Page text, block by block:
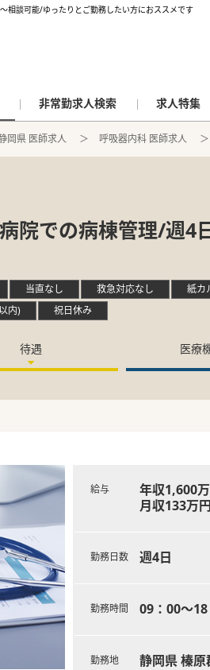
相談可能/ゆったりとご勤務したい方におススメです
非常勤求人検索 求人特集
岡県 医師求人 呼吸器内科 医師求人
院での病棟管理/週
当直なし 救急対応なし 紙カ
内) 祝日休み
待遇 医療
給与
年収1,600
月収133万
勤務日数 週4日
勤務時間 09：00～
勤務地 静岡県 榛